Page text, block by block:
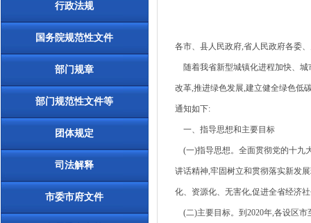
行政法规
国务院规范性文件
部门规章
部门规范性文件等
团体规定
司法解释
市委市府文件
各市、县人民政府,省人民政府各委
随着我省新型城镇化进程加快、城
改革,推进绿色发展,建立健全绿色低
通知如下:
一、指导思想和主要目标
(一)指导思想。全面贯彻党的十九
讲话精神,牢固树立和贯彻落实新发
化、资源化、无害化,促进全省经济
(二)主要目标。到2020年,各设区市